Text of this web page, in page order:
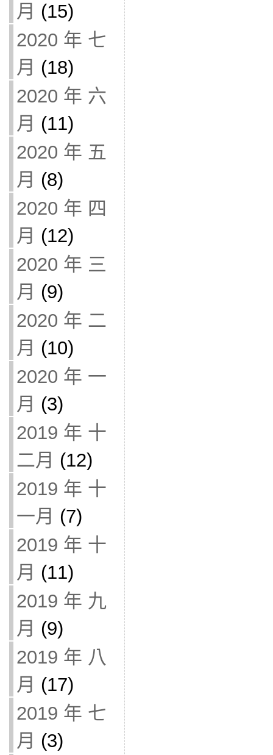
月 (15)
2020 年 七
月 (18)
2020 年 六
月 (11)
2020 年 五
月 (8)
2020 年 四
月 (12)
2020 年 三
月 (9)
2020 年 二
月 (10)
2020 年 一
月 (3)
2019 年 十
二月 (12)
2019 年 十
一月 (7)
2019 年 十
月 (11)
2019 年 九
月 (9)
2019 年 八
月 (17)
2019 年 七
月 (3)